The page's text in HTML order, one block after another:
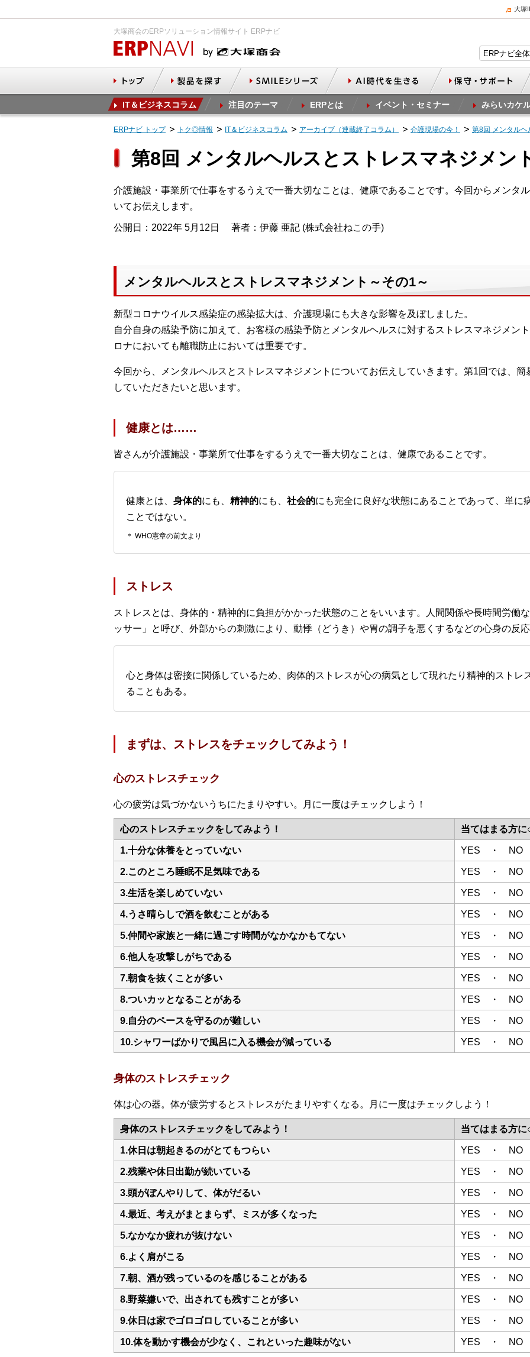
大塚
大塚商会のERPソリューション情報サイト ERPナビ
IT＆ビジネスコラム 注目のテーマ ERPとは イベント・セミナー みらいカケ
ERPナビ トップ トク◎情報 IT＆ビジネスコラム アーカイブ（連載終了コラム） 介護現場の今！ 第8回 メンタルヘ
第8回 メンタルヘルスとストレスマネジメン
介護施設・事業所で仕事をするうえで一番大切なことは、健康であることです。今回からメンタ
いてお伝えします。
公開日：2022年 5月12日 著者：伊藤 亜記 (株式会社ねこの手)
メンタルヘルスとストレスマネジメント～その1～
新型コロナウイルス感染症の感染拡大は、介護現場にも大きな影響を及ぼしました。
自分自身の感染予防に加えて、お客様の感染予防とメンタルヘルスに対するストレスマネジメン
ロナにおいても離職防止においては重要です。
今回から、メンタルヘルスとストレスマネジメントについてお伝えしていきます。第1回では、
していただきたいと思います。
健康とは……
皆さんが介護施設・事業所で仕事をするうえで一番大切なことは、健康であることです。
健康とは、 身体的にも、 精神的にも、 社会的にも完全に良好な状態にあることであって、単に
ことではない。
＊ WHO憲章の前文より
ストレス
ストレスとは、身体的・精神的に負担がかかった状態のことをいいます。人間関係や長時間労働
ッサー」と呼び、外部からの刺激により、動悸（どうき）や胃の調子を悪くするなどの心身の反
心と身体は密接に関係しているため、肉体的ストレスが心の病気として現れたり精神的ストレ
ることもある。
まずは、ストレスをチェックしてみよう！
心のストレスチェック
心の疲労は気づかないうちにたまりやすい。月に一度はチェックしよう！
心のストレスチェックをしてみよう！ 当てはまる方に
1.十分な休養をとっていない YES ・ NO
2.このところ睡眠不足気味である YES ・ NO
3.生活を楽しめていない YES ・ NO
4.うさ晴らしで酒を飲むことがある YES ・ NO
5.仲間や家族と一緒に過ごす時間がなかなかもてない YES ・ NO
6.他人を攻撃しがちである YES ・ NO
7.朝食を抜くことが多い YES ・ NO
8.ついカッとなることがある YES ・ NO
9.自分のペースを守るのが難しい YES ・ NO
10.シャワーばかりで風呂に入る機会が減っている YES ・ NO
身体のストレスチェック
体は心の器。体が疲労するとストレスがたまりやすくなる。月に一度はチェックしよう！
身体のストレスチェックをしてみよう！ 当てはまる方に
1.休日は朝起きるのがとてもつらい YES ・ NO
2.残業や休日出勤が続いている YES ・ NO
3.頭がぼんやりして、体がだるい YES ・ NO
4.最近、考えがまとまらず、ミスが多くなった YES ・ NO
5.なかなか疲れが抜けない YES ・ NO
6.よく肩がこる YES ・ NO
7.朝、酒が残っているのを感じることがある YES ・ NO
8.野菜嫌いで、出されても残すことが多い YES ・ NO
9.休日は家でゴロゴロしていることが多い YES ・ NO
10.体を動かす機会が少なく、これといった趣味がない YES ・ NO